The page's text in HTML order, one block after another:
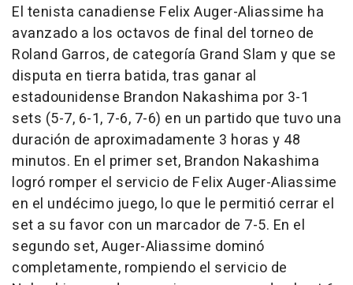
El tenista canadiense Felix Auger-Aliassime ha
avanzado a los octavos de final del torneo de
Roland Garros, de categoría Grand Slam y que se
disputa en tierra batida, tras ganar al
estadounidense Brandon Nakashima por 3-1
sets (5-7, 6-1, 7-6, 7-6) en un partido que tuvo una
duración de aproximadamente 3 horas y 48
minutos. En el primer set, Brandon Nakashima
logró romper el servicio de Felix Auger-Aliassime
en el undécimo juego, lo que le permitió cerrar el
set a su favor con un marcador de 7-5. En el
segundo set, Auger-Aliassime dominó
completamente, rompiendo el servicio de